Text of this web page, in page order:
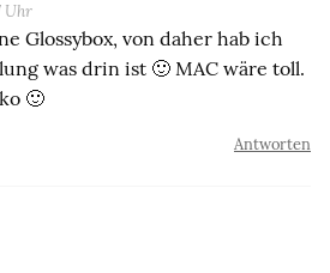
Uhr
Glossybox, von daher hab ich
was drin ist 🙂 MAC wäre toll.
🙂
Antworten